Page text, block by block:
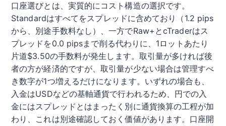
口座選びとは、実質的にコスト構造の選択です。
Standardはすべてをスプレッドに含めており（1.2 pips
から、別途手数料なし）、一方でRaw+とcTraderはス
プレッドを0.0 pipsまで削る代わりに、1ロットあたり
片道$3.50の手数料が発生します。取引量が多ければ後
者の方が経済的ですが、取引量が少ない場合は管理すべ
き数字が1つ増えるだけになります。いずれの場合も、
入金はUSDなどの基軸通貨で行われるため、円での入
金にはスプレッドとはまったく別に通貨換算の工程が加
わり、これは別途確認しておく価値があります。口座開